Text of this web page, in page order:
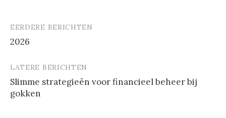
Berichtnavigatie
EERDERE BERICHTEN
2026
LATERE BERICHTEN
Slimme strategieën voor financieel beheer bij
gokken